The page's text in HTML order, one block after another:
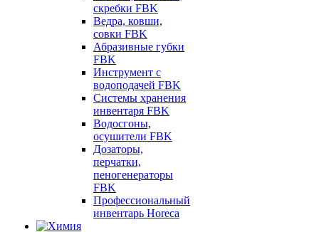
скребки FBK
Ведра, ковши,
совки FBK
Абразивные губки
FBK
Инструмент с
водоподачей FBK
Системы хранения
инвентаря FBK
Водосгоны,
осушители FBK
Дозаторы,
перчатки,
пеногенераторы
FBK
Профессиональный
инвентарь Horeca